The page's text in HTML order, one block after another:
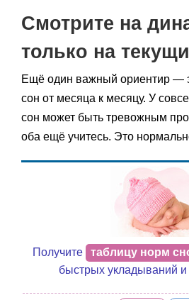
Смотрите на
только на
Ещё один важный ориентир —
сон от месяца к месяцу. У
сон может быть тревожным
оба ещё учитесь. Это
Получите таблицу норм
быстрых укладываний